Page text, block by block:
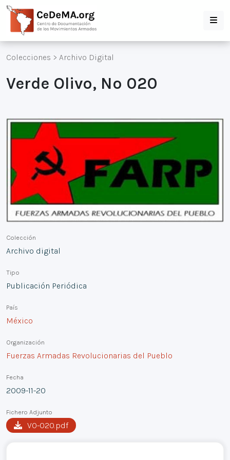
Colecciones > Archivo Digital
Verde Olivo, Nº 020
Colección
Archivo digital
Tipo
Publicación Periódica
País
México
Organización
Fuerzas Armadas Revolucionarias del Pueblo
Fecha
2009-11-20
Fichero Adjunto
VO-020.pdf